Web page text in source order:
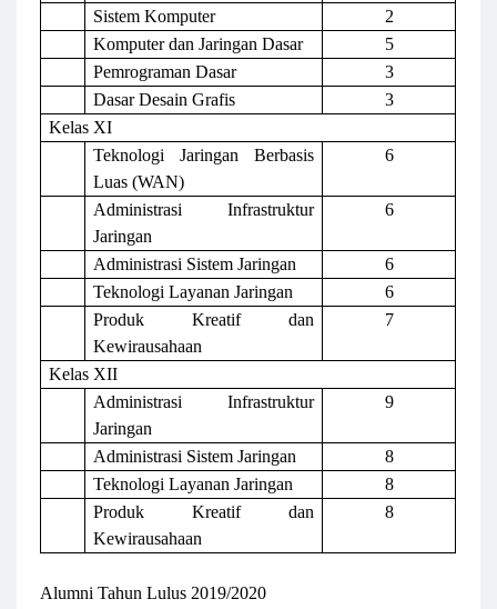
Sistem Komputer
2
Komputer dan Jaringan Dasar
5
Pemrograman Dasar
3
Dasar Desain Grafis
3
Kelas XI
Teknologi Jaringan Berbasis
Luas (WAN)
6
Administrasi Infrastruktur
Jaringan
6
Administrasi Sistem Jaringan
6
Teknologi Layanan Jaringan
6
Produk Kreatif dan
Kewirausahaan
7
Kelas XII
Administrasi Infrastruktur
Jaringan
9
Administrasi Sistem Jaringan
8
Teknologi Layanan Jaringan
8
Produk Kreatif dan
Kewirausahaan
8
Alumni Tahun Lulus 2019/2020